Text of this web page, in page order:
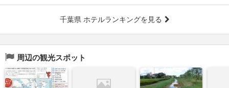
千葉県 ホテルランキングを見る
周辺の観光スポット